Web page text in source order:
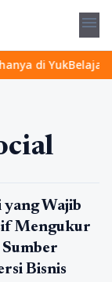
menu
Wajib
Mengukur
Bisnis